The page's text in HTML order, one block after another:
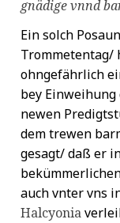
gnädige vnnd
Ein solch
Trommetentag/
ohngefährlich
bey Einweihung
newen
dem trewen
gesagt/ daß er
auch vnter vns
Halcyonia